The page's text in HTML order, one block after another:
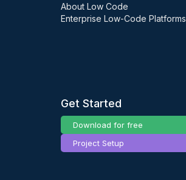
About Low Code
Enterprise Low-Code Platforms
Get Started
Download for free
Project Setup